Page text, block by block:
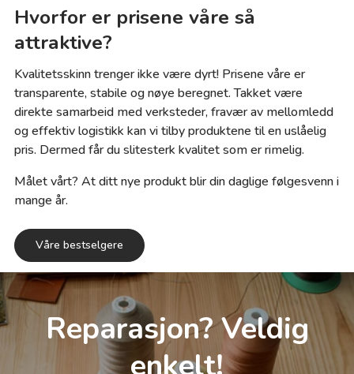
Hvorfor er prisene våre så
attraktive?
Kvalitetsskinn trenger ikke være dyrt! Prisene våre er
transparente, stabile og nøye beregnet. Takket være
direkte samarbeid med verksteder, fravær av mellomledd
og effektiv logistikk kan vi tilby produktene til en uslåelig
pris. Dermed får du slitesterk kvalitet som er rimelig.
Målet vårt? At ditt nye produkt blir din daglige følgesvenn i
mange år.
Våre bestselgere
Reparasjon? Veldig
enkelt!